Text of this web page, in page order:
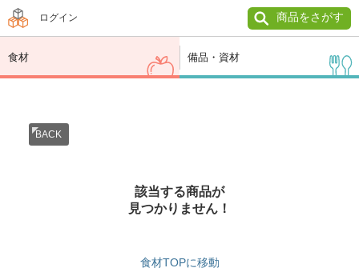
ログイン 商品をさがす
食材 備品・資材
BACK
該当する商品が
見つかりません！
食材TOPに移動